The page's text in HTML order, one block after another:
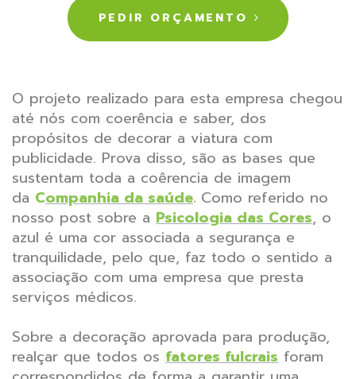
PEDIR ORÇAMENTO
O projeto realizado para esta empresa chegou
até nós com coerência e saber, dos
propósitos de decorar a viatura com
publicidade. Prova disso, são as bases que
sustentam toda a coêrencia de imagem
da Companhia da saúde. Como referido no
nosso post sobre a Psicologia das Cores, o
azul é uma cor associada a segurança e
tranquilidade, pelo que, faz todo o sentido a
associação com uma empresa que presta
serviços médicos.
Sobre a decoração aprovada para produção,
realçar que todos os fatores fulcrais foram